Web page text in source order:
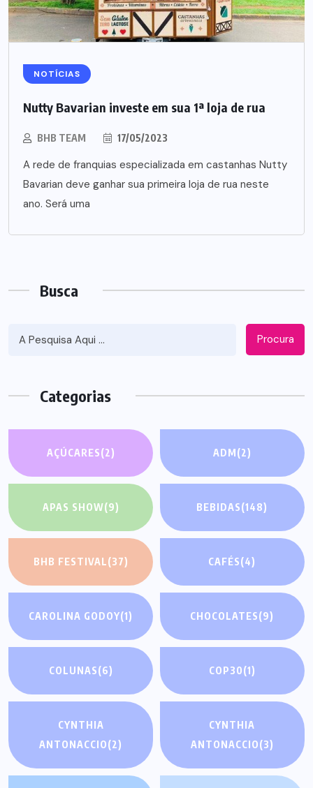
NOTÍCIAS
Nutty Bavarian investe em sua 1ª loja de rua
BHB TEAM 17/05/2023
A rede de franquias especializada em castanhas Nutty
Bavarian deve ganhar sua primeira loja de rua neste
ano. Será uma
Busca
Procura
Categorias
AÇÚCARES(2) ADM(2)
APAS SHOW(9) BEBIDAS(148)
BHB FESTIVAL(37) CAFÉS(4)
CAROLINA GODOY(1) CHOCOLATES(9)
COLUNAS(6) COP30(1)
CYNTHIA
ANTONACCIO(2)
CYNTHIA
ANTONACCIO(3)